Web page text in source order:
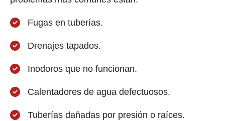
Fugas en tuberías.
Drenajes tapados.
Inodoros que no funcionan.
Calentadores de agua defectuosos.
Tuberías dañadas por presión o raíces.